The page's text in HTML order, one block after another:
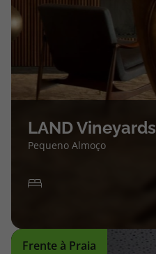
LAND Vineyards
Pequeno Almoço
Frente à Praia